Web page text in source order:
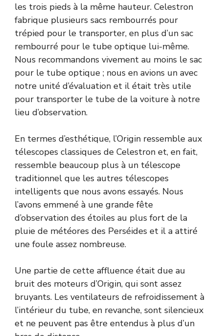
les trois pieds à la même hauteur. Celestron
fabrique plusieurs sacs rembourrés pour
trépied pour le transporter, en plus d’un sac
rembourré pour le tube optique lui-même.
Nous recommandons vivement au moins le sac
pour le tube optique ; nous en avions un avec
notre unité d’évaluation et il était très utile
pour transporter le tube de la voiture à notre
lieu d’observation.
En termes d’esthétique, l’Origin ressemble aux
télescopes classiques de Celestron et, en fait,
ressemble beaucoup plus à un télescope
traditionnel que les autres télescopes
intelligents que nous avons essayés. Nous
l’avons emmené à une grande fête
d’observation des étoiles au plus fort de la
pluie de météores des Perséides et il a attiré
une foule assez nombreuse.
Une partie de cette affluence était due au
bruit des moteurs d’Origin, qui sont assez
bruyants. Les ventilateurs de refroidissement à
l’intérieur du tube, en revanche, sont silencieux
et ne peuvent pas être entendus à plus d’un